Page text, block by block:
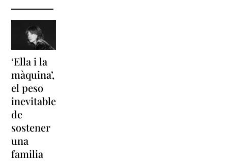
‘Ella i la
màquina’,
el peso
inevitable
de
sostener
una
familia